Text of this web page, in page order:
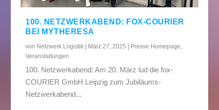
100. NETZWERKABEND: FOX-COURIER
BEI MYTHERESA
von Netzwerk Logistik | März 27, 2025 | Presse Homepage
Veranstaltungen
100. Netzwerkabend: Am 20. März lud die fox-
COURIER GmbH Leipzig zum Jubiläums-
Netzwerkabend...